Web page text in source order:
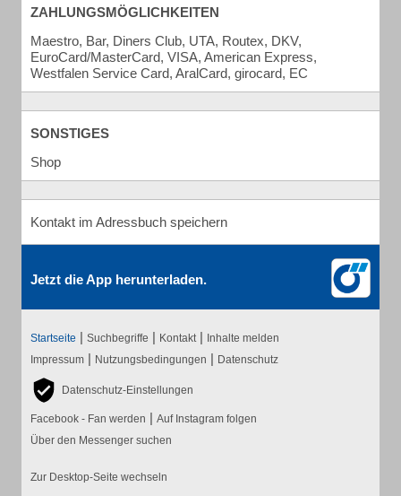
ZAHLUNGSMÖGLICHKEITEN
Maestro, Bar, Diners Club, UTA, Routex, DKV,
EuroCard/MasterCard, VISA, American Express,
Westfalen Service Card, AralCard, girocard, EC
SONSTIGES
Shop
Kontakt im Adressbuch speichern
Jetzt die App herunterladen.
Startseite | Suchbegriffe | Kontakt | Inhalte melden
Impressum | Nutzungsbedingungen | Datenschutz
Datenschutz-Einstellungen
Facebook - Fan werden | Auf Instagram folgen
Über den Messenger suchen
Zur Desktop-Seite wechseln